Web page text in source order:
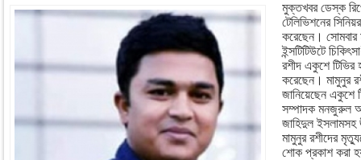
মুক্তখবর ডেস্ক
টেলিভিশনের
করেছেন। সোমবার
ইন্সটিটিউটে
রশীদ একুশে টিভির
করেছেন। মামুনুর
জানিয়েছেন একুশে
সম্পাদক মনজুরুল
জাহিদুল ইসলামসহ
মামুনুর রশীদের
শোক প্রকাশ করা